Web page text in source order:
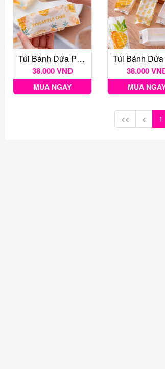
Túi Bánh Dứa Pineapple Classic 100c
38.000 VNĐ
MUA NGAY
38.000
MUA
<< < 1